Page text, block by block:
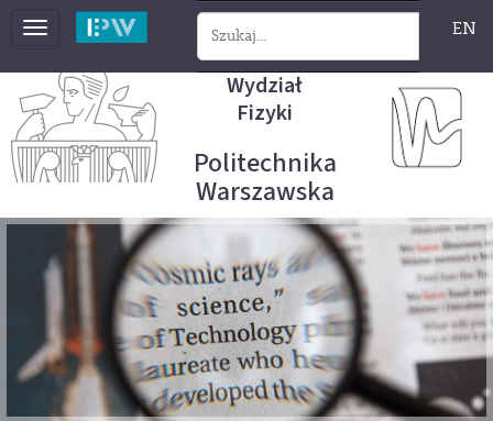
Toggle
EN
Wydział
Fizyki
Politechnika
Warszawska